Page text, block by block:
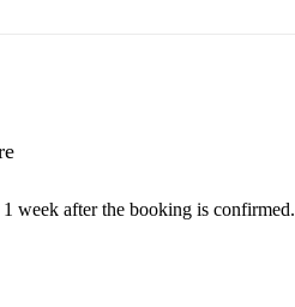
week after the booking is confirmed.